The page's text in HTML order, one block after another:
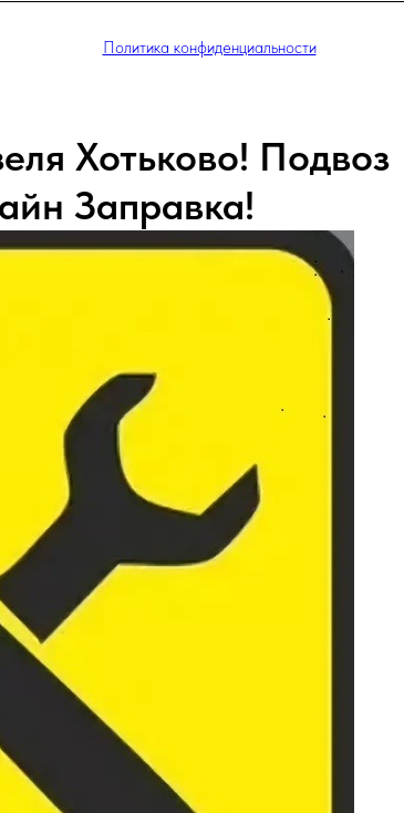
Политика конфиденциальности
Хотьково! Подвоз
Заправка!